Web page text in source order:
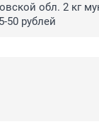
обл. 2 кг
50 рублей